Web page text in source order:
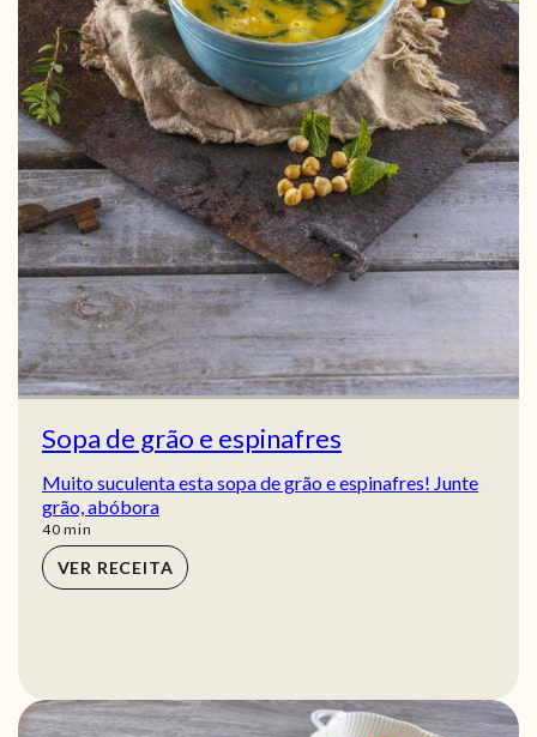
Sopa de grão e espinafres
Muito suculenta esta sopa de grão e espinafres! Junte
grão, abóbora
40min
min
VER RECEITA